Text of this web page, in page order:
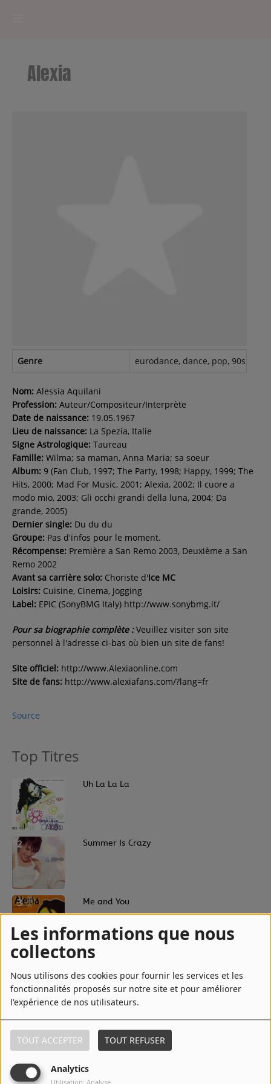
Les informations que nous
collectons
Nous utilisons des cookies pour fournir les services et les
fonctionnalités proposés sur notre site et pour améliorer
l'expérience de nos utilisateurs.
TOUT ACCEPTER TOUT REFUSER
Analytics
RADIOPLAYER
Recherche d'un titre
SE CONNECTER
Alexia
Genre eurodance, dance, pop, 90s,
Nom: Alessia Aquilani
Profession: Auteur/Compositeur/Interprète
Date de naissance: 19.05.1967
Lieu de naissance: La Spezia, Italie
Signe Astrologique: Taureau
Famille: Wilma; sa maman, Anna Maria; sa soeur
Album: 9 (Fan Club, 1997; The Party, 1998; Happy, 1999; The
Hits, 2000; Mad For Music, 2001; Alexia, 2002; Il cuore a
modo mio, 2003; Gli occhi grandi della luna, 2004; Da
grande, 2005)
Dernier single: Du du du
Groupe: Pas d'infos pour le moment.
Récompense: Première a San Remo 2003, Deuxième a San
Remo 2002
Avant sa carrière solo: Choriste d'Ice MC
Loisirs: Cuisine, Cinema, Jogging
Label: EPIC (SonyBMG Italy) http://www.sonybmg.it/
Pour sa biographie complète :Veuillez visiter son site
personnel à l'adresse ci-bas où bien un site de fans!
Site officiel: http://www.Alexiaonline.com
Site de fans: http://www.alexiafans.com/?lang=fr
Source
Top Titres
1 Uh La La La
2 Summer Is Crazy
3 Me and You
4 Number One
5 The Music I Like
6 Gimme Love